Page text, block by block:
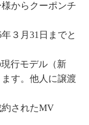
からクーポンチ
３月31日までと
行モデル（新
す。他人に譲渡
約されたMV